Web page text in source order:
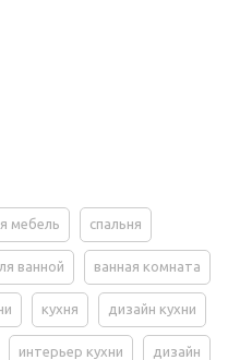
мебель спальня
ванной ванная комната
кухня дизайн кухни
интерьер кухни дизайн